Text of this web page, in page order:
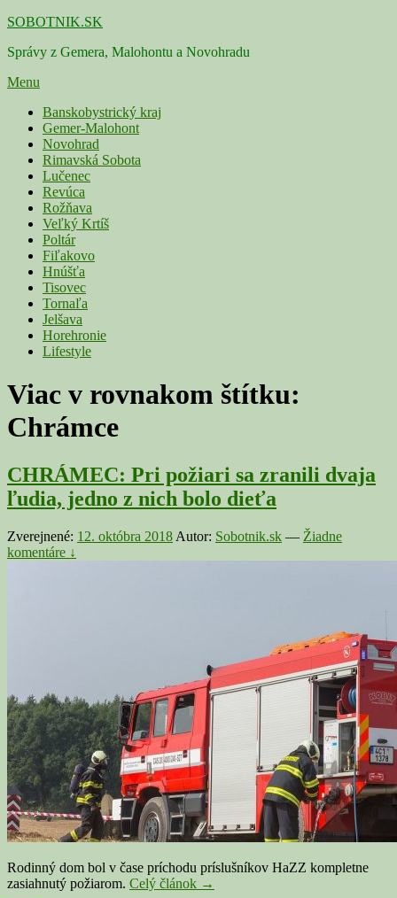
Skip
content
SOBOTNIK.SK
Správy z Gemera, Malohontu a Novohradu
Menu
Primárne
menu
Banskobystrický kraj
Gemer-Malohont
Novohrad
Rimavská Sobota
Lučenec
Revúca
Rožňava
Veľký Krtíš
Poltár
Fiľakovo
Hnúšťa
Tisovec
Tornaľa
Jelšava
Horehronie
Lifestyle
Viac v rovnakom štítku:
Chrámce
CHRÁMEC: Pri požiari sa zranili dvaja
ľudia, jedno z nich bolo dieťa
Zverejnené: 12. októbra 2018 Autor: Sobotnik.sk — Žiadne
komentáre ↓
Rodinný dom bol v čase príchodu príslušníkov HaZZ kompletne
zasiahnutý požiarom. Celý článok CHRÁMEC:
→